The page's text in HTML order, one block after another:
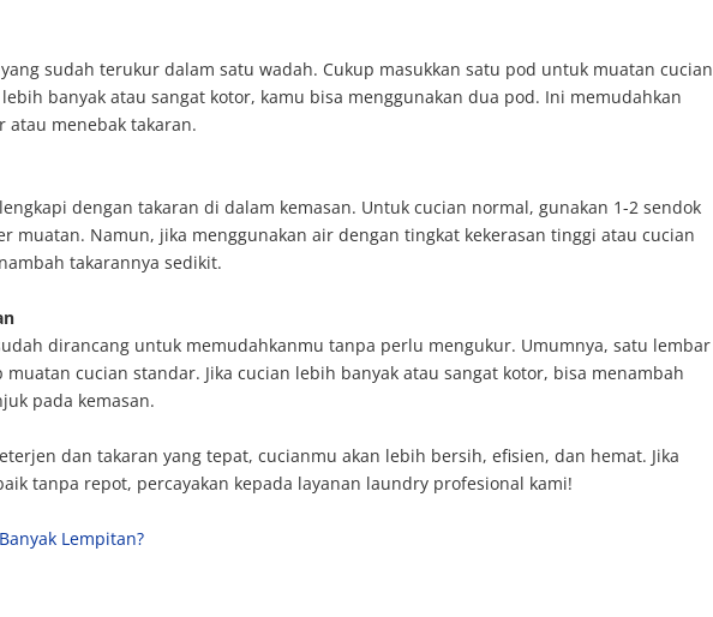
sudah terukur dalam satu wadah. Cukup masukkan satu pod untuk muatan cucian
banyak atau sangat kotor, kamu bisa menggunakan dua pod. Ini memudahkan
menebak takaran.
dengan takaran di dalam kemasan. Untuk cucian normal, gunakan 1-2 sendok
muatan. Namun, jika menggunakan air dengan tingkat kekerasan tinggi atau cucian
takarannya sedikit.
dirancang untuk memudahkanmu tanpa perlu mengukur. Umumnya, satu lembar
cucian standar. Jika cucian lebih banyak atau sangat kotor, bisa menambah
pada kemasan.
dan takaran yang tepat, cucianmu akan lebih bersih, efisien, dan hemat. Jika
tanpa repot, percayakan kepada layanan laundry profesional kami!
Lempitan?